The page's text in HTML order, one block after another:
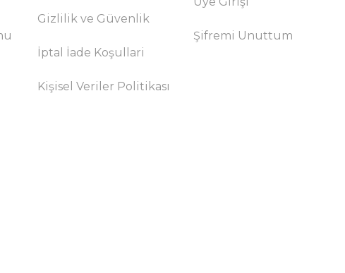
Gizlilik ve Güvenlik
İptal İade Koşullari
Kişisel Veriler Politikası
Şifremi Unuttum